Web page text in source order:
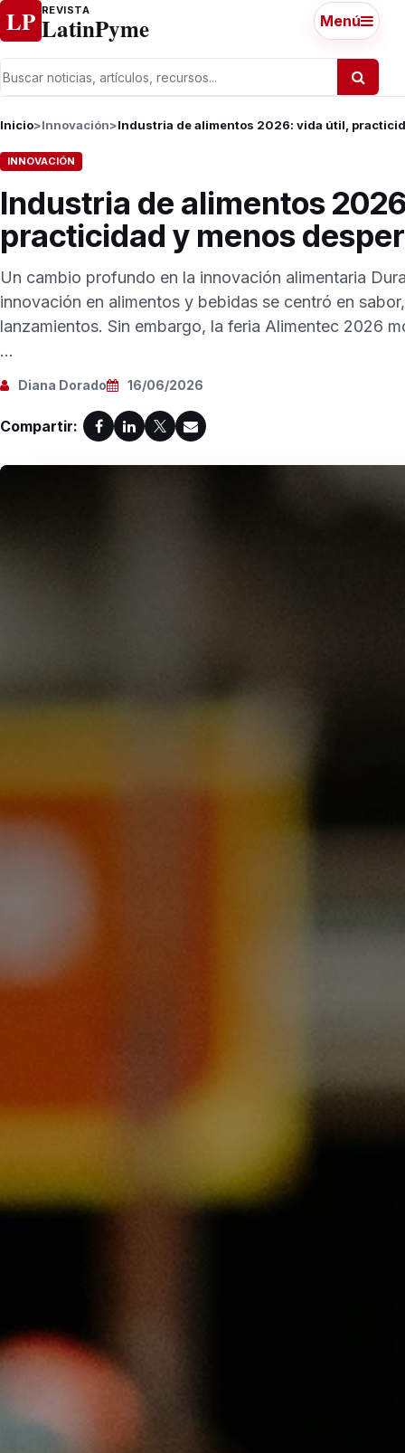
Ir al contenido
LP REVISTA
LatinPyme Menú
Inicio>Innovación>Industria de alimentos 2026: vida útil,
INNOVACIÓN
Industria de alimentos
practicidad y menos
Un cambio profundo en la innovación alimentaria
innovación en alimentos y bebidas se centró en
lanzamientos. Sin embargo, la feria Alimentec 2026
...
Diana Dorado 16/06/2026
Compartir: